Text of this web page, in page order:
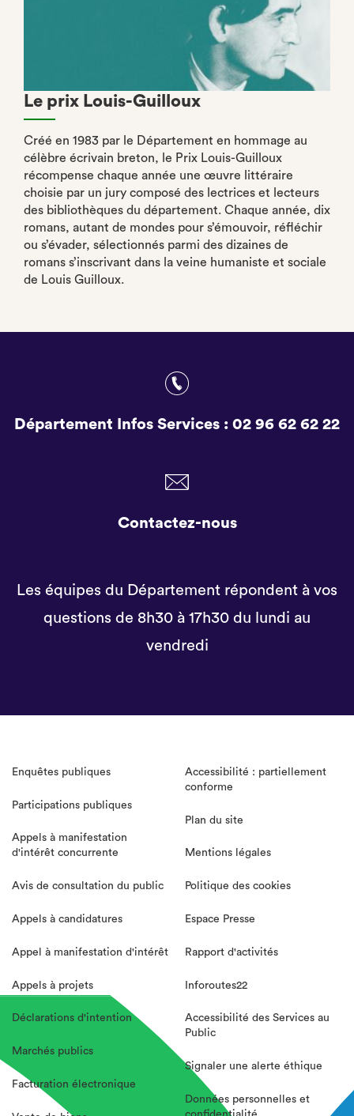
Le prix Louis-Guilloux
Créé en 1983 par le Département en hommage au
célèbre écrivain breton, le Prix Louis-Guilloux
récompense chaque année une œuvre littéraire
choisie par un jury composé des lectrices et lecteurs
des bibliothèques du département. Chaque année, dix
romans, autant de mondes pour s’émouvoir, réfléchir
ou s’évader, sélectionnés parmi des dizaines de
romans s’inscrivant dans la veine humaniste et sociale
de Louis Guilloux.
Département Infos Services : 02 96 62 62 22
Contactez-nous
Les équipes du Département répondent à vos
questions de 8h30 à 17h30 du lundi au
vendredi
Enquêtes publiques
Participations publiques
Appels à manifestation
d'intérêt concurrente
Avis de consultation du public
Appels à candidatures
Appel à manifestation d'intérêt
Appels à projets
Déclarations d'intention
Marchés publics
Facturation électronique
Accessibilité : partiellement
conforme
Plan du site
Mentions légales
Politique des cookies
Espace Presse
Rapport d'activités
Inforoutes22
Accessibilité des Services au
Public
Signaler une alerte éthique
Données personnelles et